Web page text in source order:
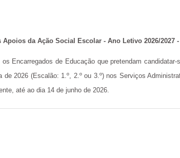
Apoios da Ação Social Escolar - Ano Letivo 2026/2027
Encarregados de Educação que pretendam
de 2026 (Escalão: 1.º, 2.º ou 3.º) nos Serviços
até ao dia 14 de junho de 2026.